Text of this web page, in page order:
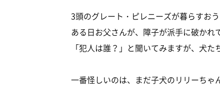
3頭のグレート・ピレニーズが暮らすおう
ある日お父さんが、障子が派手に破か
「犯人は誰？」と聞いてみますが、犬た
一番怪しいのは、まだ子犬のリリーちゃ